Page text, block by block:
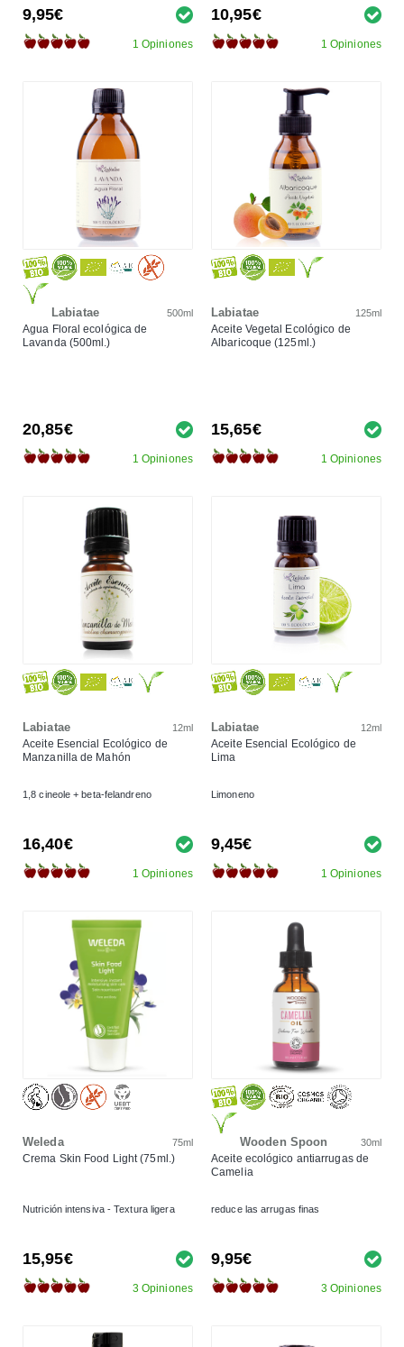
9,95€
1 Opiniones
10,95€
1 Opiniones
Labiatae 500ml
Agua Floral ecológica de
Lavanda (500ml.)
20,85€
1 Opiniones
Labiatae 125ml
Aceite Vegetal Ecológico de
Albaricoque (125ml.)
15,65€
1 Opiniones
Labiatae 12ml
Aceite Esencial Ecológico de
Manzanilla de Mahón
1,8 cineole + beta-felandreno
16,40€
1 Opiniones
Labiatae 12ml
Aceite Esencial Ecológico de
Lima
Limoneno
9,45€
1 Opiniones
Weleda 75ml
Crema Skin Food Light (75ml.)
Nutrición intensiva - Textura ligera
15,95€
3 Opiniones
Wooden Spoon 30ml
Aceite ecológico antiarrugas de
Camelia
reduce las arrugas finas
9,95€
3 Opiniones